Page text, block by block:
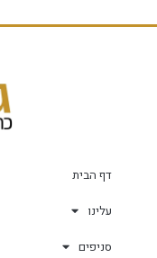
דף הבית
עלינו
סניפים